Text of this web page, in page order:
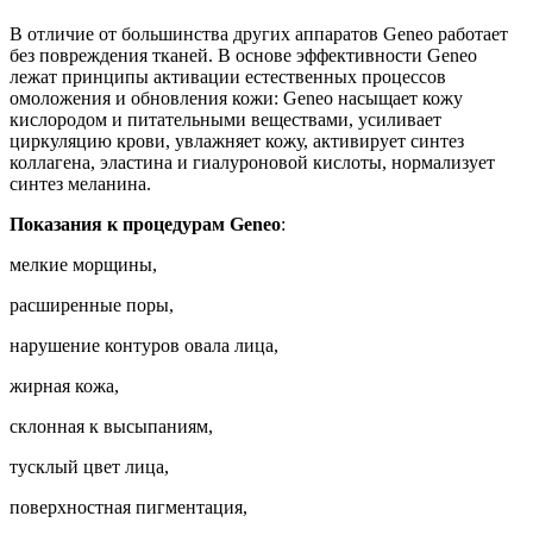
В отличие от большинства других аппаратов Geneo работает
без повреждения тканей. В основе эффективности Geneo
лежат принципы активации естественных процессов
омоложения и обновления кожи: Geneo насыщает кожу
кислородом и питательными веществами, усиливает
циркуляцию крови, увлажняет кожу, активирует синтез
коллагена, эластина и гиалуроновой кислоты, нормализует
синтез меланина.
Показания к процедурам Geneo:
мелкие морщины,
расширенные поры,
нарушение контуров овала лица,
жирная кожа,
склонная к высыпаниям,
тусклый цвет лица,
поверхностная пигментация,